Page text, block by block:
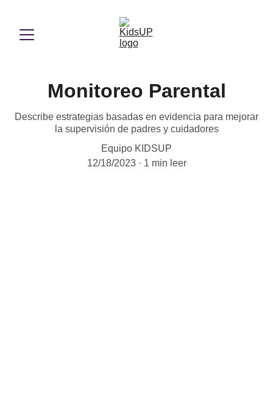
Monitoreo Parental
Describe estrategias basadas en evidencia para mejorar
la supervisión de padres y cuidadores
Equipo KIDSUP
12/18/2023
1 min leer